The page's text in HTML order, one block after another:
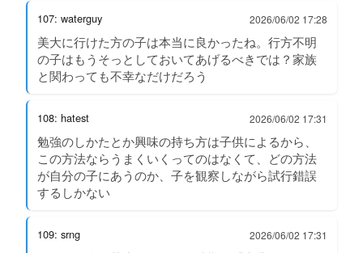
107: waterguy 2026/06/02 17:28
美大に行けた方の子は本当に良かったね。行方不明
の子はもうそっとしておいてあげるべきでは？家族
と関わっても不幸なだけだろう
108: hatest 2026/06/02 17:31
勉強のしかたとか興味の持ち方は子供によるから、
この方法ならうまくいくってのはなくて、どの方法
が自分の子にあうのか、子を観察しながら試行錯誤
するしかない
109: srng 2026/06/02 17:31